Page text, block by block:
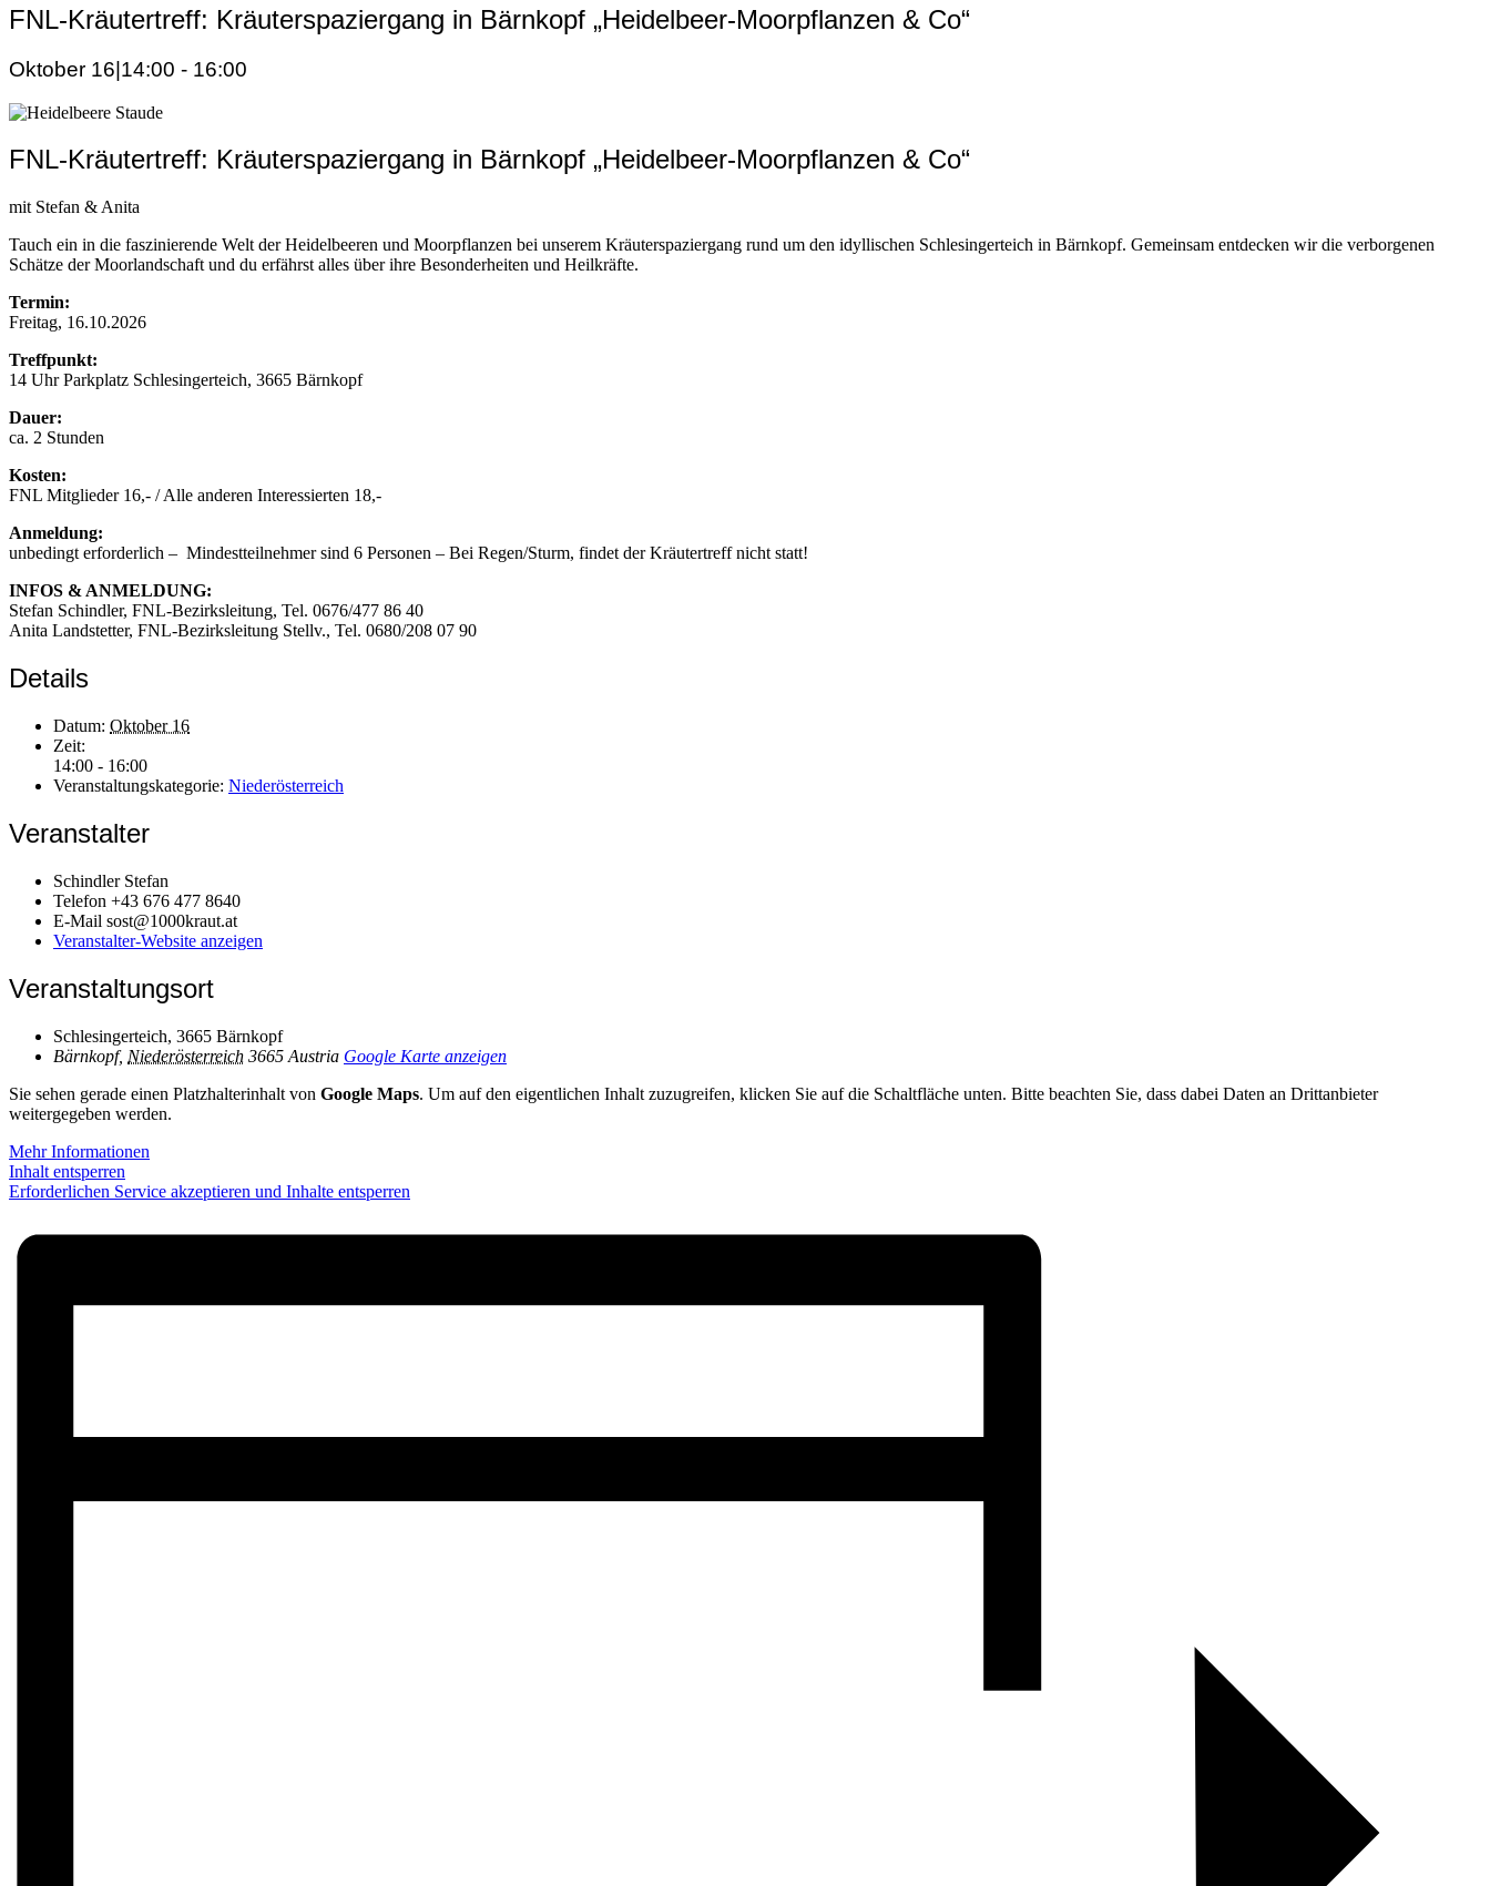
FNL-Kräutertreff: Kräuterspaziergang in Bärnkopf „Heidelbeer-Moorpflanzen & Co“
Oktober 16|14:00 - 16:00
FNL-Kräutertreff: Kräuterspaziergang in Bärnkopf „Heidelbeer-Moorpflanzen & Co“
mit Stefan & Anita
Tauch ein in die faszinierende Welt der Heidelbeeren und Moorpflanzen bei unserem Kräuterspaziergang rund um den idyllischen Schlesingerteich in Bärnkopf. Gemeinsam entdecken wir die verborgenen
Schätze der Moorlandschaft und du erfährst alles über ihre Besonderheiten und Heilkräfte.
Termin:
Freitag, 16.10.2026
Treffpunkt:
14 Uhr Parkplatz Schlesingerteich, 3665 Bärnkopf
Dauer:
ca. 2 Stunden
Kosten:
FNL Mitglieder 16,- / Alle anderen Interessierten 18,-
Anmeldung:
unbedingt erforderlich – Mindestteilnehmer sind 6 Personen – Bei Regen/Sturm, findet der Kräutertreff nicht statt!
INFOS & ANMELDUNG:
Stefan Schindler, FNL-Bezirksleitung, Tel. 0676/477 86 40
Anita Landstetter, FNL-Bezirksleitung Stellv., Tel. 0680/208 07 90
Details
Datum: Oktober 16
Zeit:
14:00 - 16:00
Veranstaltungskategorie: Niederösterreich
Veranstalter
Schindler Stefan
Telefon +43 676 477 8640
E-Mail sost@1000kraut.at
Veranstalter-Website anzeigen
Veranstaltungsort
Schlesingerteich, 3665 Bärnkopf
Bärnkopf, Niederösterreich 3665 Austria Google Karte anzeigen
Sie sehen gerade einen Platzhalterinhalt von Google Maps. Um auf den eigentlichen Inhalt zuzugreifen, klicken Sie auf die Schaltfläche unten. Bitte beachten Sie, dass dabei Daten an Drittanbieter
weitergegeben werden.
Mehr Informationen
Inhalt entsperren
Erforderlichen Service akzeptieren und Inhalte entsperren